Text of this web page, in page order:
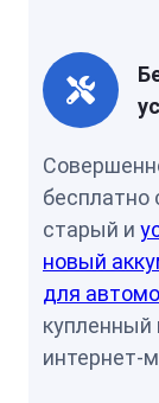
бесплатно
старый и
новый
для
интернет-